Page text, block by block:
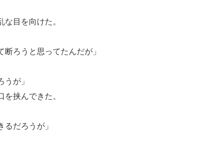
目を向けた。
ろうと思ってたんだが」
が」
挟んできた。
だろうが」